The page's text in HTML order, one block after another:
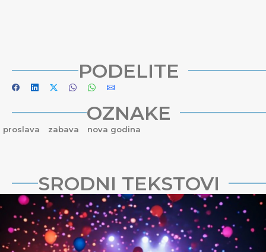
PODELITE
OZNAKE
proslava zabava nova godina
SRODNI TEKSTOVI